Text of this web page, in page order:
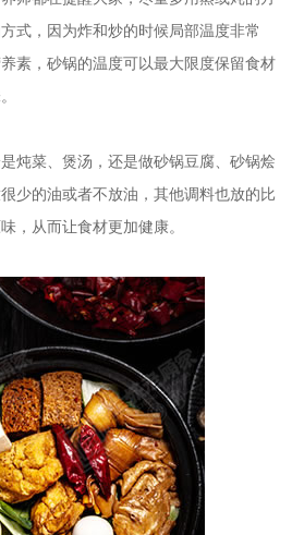
式，因为炸和炒的时候局部温度非常
素，砂锅的温度可以最大限度保留食材
炖菜、煲汤，还是做砂锅豆腐、砂锅烩
少的油或者不放油，其他调料也放的比
，从而让食材更加健康。